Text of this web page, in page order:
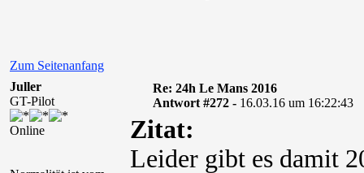
Zum Seitenanfang
Juller
GT-Pilot
Online
Re: 24h Le Mans 2016
Antwort #272 - 16.03.16 um 16:22:43
Zitat:
Leider gibt es damit